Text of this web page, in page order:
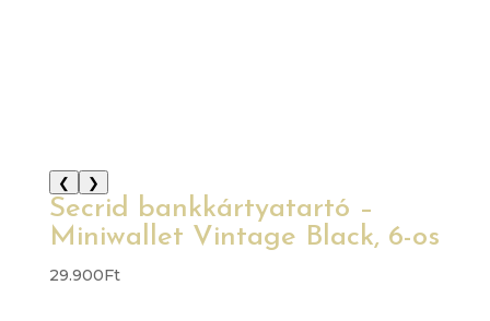
❮ ❯
Secrid bankkártyatartó –
Miniwallet Vintage Black, 6-os
29.900Ft